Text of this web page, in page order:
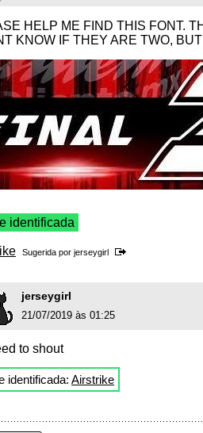
HELP ME FIND THIS FONT.
KNOW IF THEY ARE TWO,
identificada
Sugerida por jerseygirl
jerseygirl
21/07/2019 às 01:25
to shout
identificada: Airstrike